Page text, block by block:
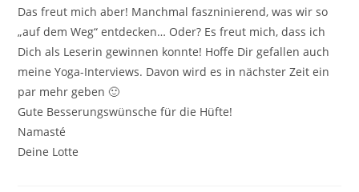
Das freut mich aber! Manchmal faszninierend, was wir so
„auf dem Weg“ entdecken… Oder? Es freut mich, dass ich
Dich als Leserin gewinnen konnte! Hoffe Dir gefallen auch
meine Yoga-Interviews. Davon wird es in nächster Zeit ein
par mehr geben 🙂
Gute Besserungswünsche für die Hüfte!
Namasté
Deine Lotte